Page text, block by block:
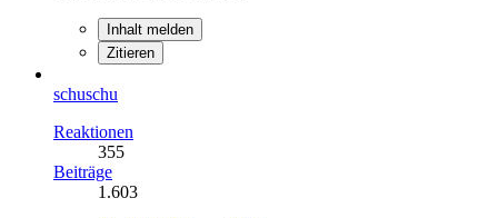
Inhalt melden
Zitieren
schuschu
Reaktionen
355
Beiträge
1.603